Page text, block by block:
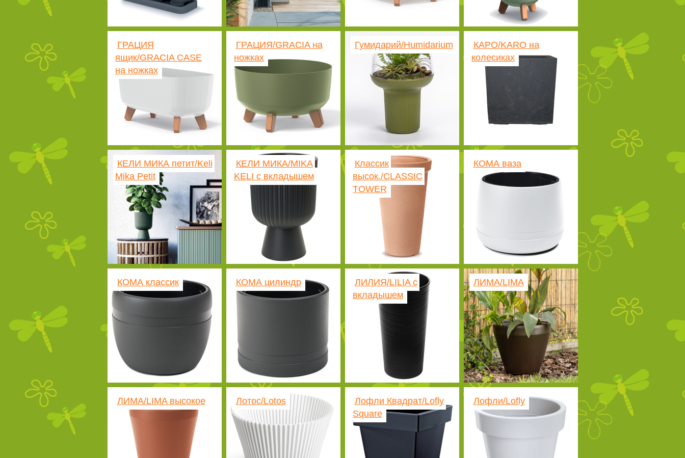
ГРАЦИЯ
ящик/GRACIA CASE
на ножках
ГРАЦИЯ/GRACIA на
ножках
Гумидарий/Humidarium
КАРО/KARO на
колесиках
КЕЛИ МИКА петит/Keli
Mika Petit
КЕЛИ МИКА/MIKA
KELI с вкладышем
Классик
высок./CLASSIC
TOWER
КОМА ваза
КОМА классик КОМА цилиндр
ЛИЛИЯ/LILIA с
вкладышем
ЛИМА/LIMA
ЛИМА/LIMA высокое Лотос/Lotos
Лофли Квадрат/Lofly
Square
Лофли/Lofly